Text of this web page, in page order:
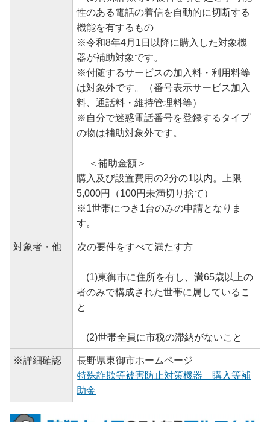
性のある電話の着信を自動的に切断する
機能を有するもの
※令和8年4月1日以降に購入した対象機
器が補助対象です。
※付随するサービスの加入料・利用料等
は対象外です。（番号表示サービス加入
料、通話料・維持管理料等）
※自分で迷惑電話番号を登録するタイプ
の物は補助対象外です。
＜補助金額＞
購入及び設置費用の2分の1以内。上限
5,000円（100円未満切り捨て）
※1世帯につき1台のみの申請となりま
す。
対象者・他 次の要件をすべて満たす方
(1)東御市に住所を有し、満65歳以上の
者のみで構成された世帯に属しているこ
と
(2)世帯全員に市税の滞納がないこと
※詳細確認
長野県東御市ホームページ
特殊詐欺等被害防止対策機器 購入等補
助金